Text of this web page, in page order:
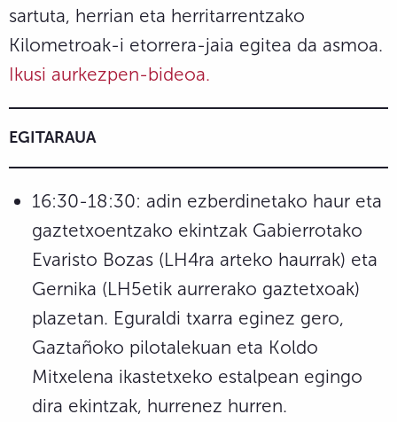
sartuta, herrian eta herritarrentzako
Kilometroak-i etorrera-jaia egitea da asmoa.
Ikusi aurkezpen-bideoa.
EGITARAUA
16:30-18:30: adin ezberdinetako haur eta
gaztetxoentzako ekintzak Gabierrotako
Evaristo Bozas (LH4ra arteko haurrak) eta
Gernika (LH5etik aurrerako gaztetxoak)
plazetan. Eguraldi txarra eginez gero,
Gaztañoko pilotalekuan eta Koldo
Mitxelena ikastetxeko estalpean egingo
dira ekintzak, hurrenez hurren.